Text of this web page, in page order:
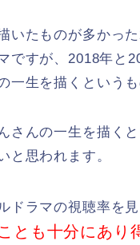
いたものが多かっ
ですが、2018年と
一生を描くというも
さんの一生を描くと
と思われます。
ドラマの視聴率を見
とも十分にあり